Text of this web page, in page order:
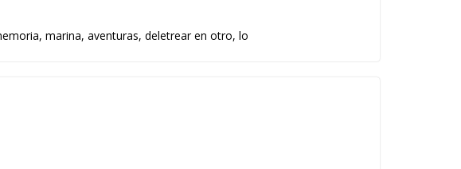
marina, aventuras, deletrear en otro, lo